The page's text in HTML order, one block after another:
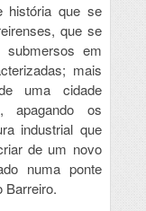
história que se
que se
em
mais
uma cidade
apagando os
industrial que
de um novo
numa ponte
Barreiro.